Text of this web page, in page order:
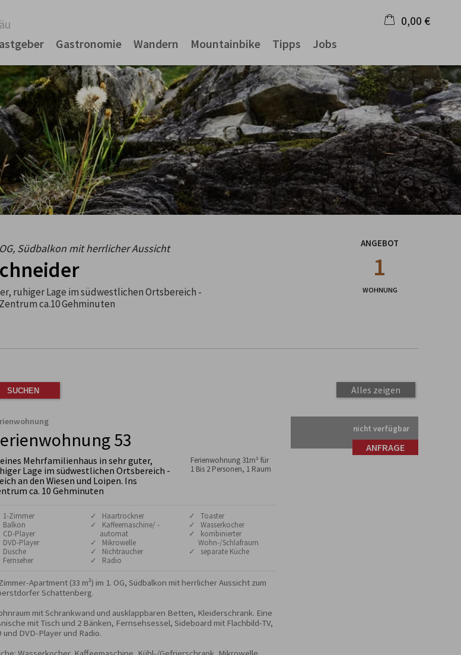
Gastronomie Wandern Mountainbike Tipps Jobs
0,00 €
Warenkorb ist leer
Südbalkon mit herrlicher Aussicht
ruhiger Lage im südwestlichen Ortsbereich -
ca.10 Gehminuten
ANGEBOT
1
WOHNUNG
Alles zeigen
53
Mehrfamilienhaus in sehr guter,
Lage im südwestlichen Ortsbereich -
an den Wiesen und Loipen. Ins
ca. 10 Gehminuten
Ferienwohnung 31m² für
1 Bis 2 Personen, 1 Raum
Zimmer
Player
Player
✓ Haartrockner
✓ Kaffeemaschine/ -
automat
✓ Mikrowelle
✓ Nichtraucher
✓ Radio
✓ Toaster
✓ Wasserkocher
✓ kombinierter
Wohn-/Schlafraum
✓ separate Küche
Apartment (33 m²) im 1. OG, Südbalkon mit herrlicher Aussicht zum
Schattenberg.
mit Schrankwand und ausklappbaren Betten, Kleiderschrank. Eine
mit Tisch und 2 Bänken, Fernsehsessel, Sideboard mit Flachbild-TV,
und DVD-Player und Radio.
nicht verfügbar
ANFRAGE